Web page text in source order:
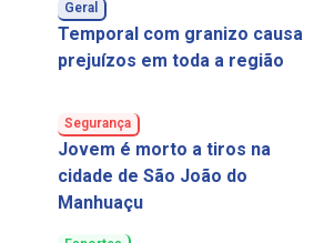
Geral
Temporal com granizo causa
prejuízos em toda a região
Segurança
Jovem é morto a tiros na
cidade de São João do
Manhuaçu